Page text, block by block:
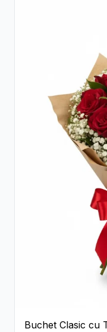
Buchet Clasic cu